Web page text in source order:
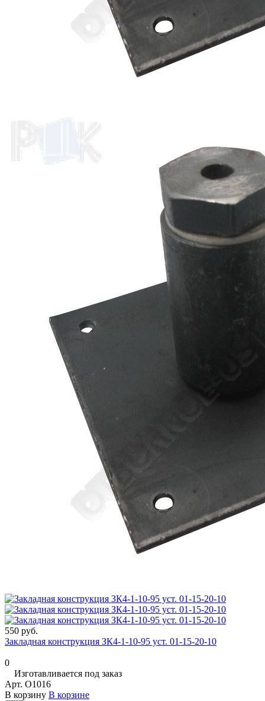
550 руб.
Закладная конструкция ЗК4-1-10-95 уст. 01-15-20-10
0
Изготавливается под заказ
Арт. O1016
В корзину В корзине